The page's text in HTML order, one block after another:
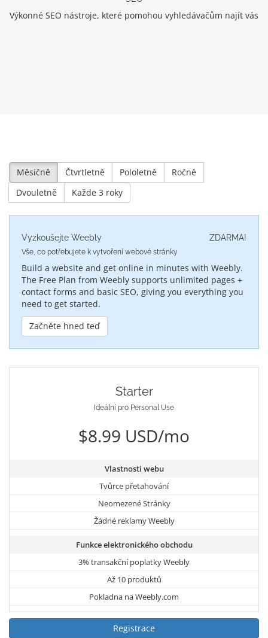
Výkonné SEO nástroje, které pomohou vyhledávačům najít vás
Měsíčně Čtvrtletně Pololetně
Ročně
Dvouletně
Každe 3 roky
ZDARMA!
Vyzkoušejte Weebly
Vše, co potřebujete k vytvoření webové stránky
Build a website and get online in minutes with Weebly.
The Free Plan from Weebly supports unlimited pages +
contact forms and basic SEO, giving you everything you
need to get started.
Začněte hned teď
Starter
Ideální pro Personal Use
$8.99 USD/mo
Vlastnosti webu
Tvůrce přetahování
Neomezené Stránky
Žádné reklamy Weebly
Funkce elektronického obchodu
3% transakční poplatky Weebly
Až 10 produktů
Pokladna na Weebly.com
Registrace